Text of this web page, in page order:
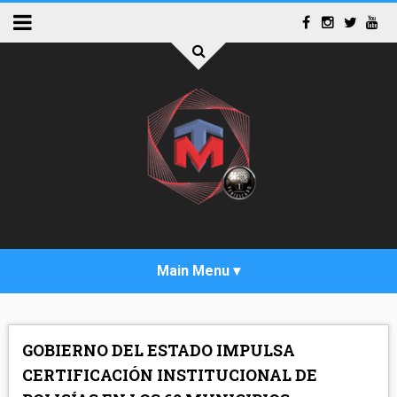
GOBIERNO DEL ESTADO IMPULSA
CERTIFICACIÓN INSTITUCIONAL DE